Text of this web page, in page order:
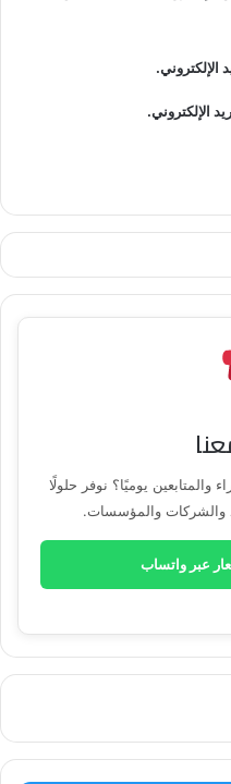
الإلكتروني.
الإلكتروني.
يوميًا؟ نوفر حلولًا
والشركات والمؤسسات.
عبر واتساب